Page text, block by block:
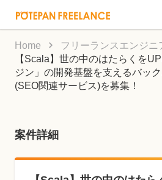
Home
フリーランスエンジニ
【Scala】世の中のはたらくを
ジン」の開発基盤を支えるバッ
(SEO関連サービス)を募集！
案件詳細